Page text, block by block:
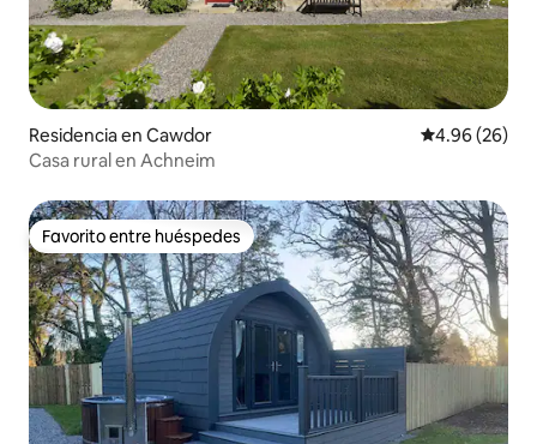
Residencia en Cawdor Calificación
4.96 (26)
Casa rural en Achneim
Favorito entre huéspedes
Favorito entre huéspedes